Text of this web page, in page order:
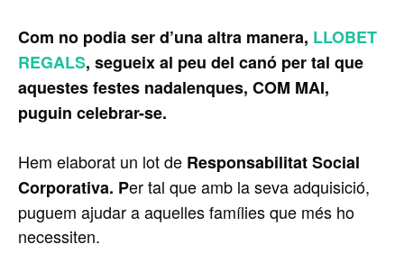
Com no podia ser d’una altra manera, LLOBET
REGALS, segueix al peu del canó per tal que
aquestes festes nadalenques, COM MAI,
puguin celebrar-se.
Hem elaborat un lot de Responsabilitat Social
Corporativa. Per tal que amb la seva adquisició,
puguem ajudar a aquelles famílies que més ho
necessiten.